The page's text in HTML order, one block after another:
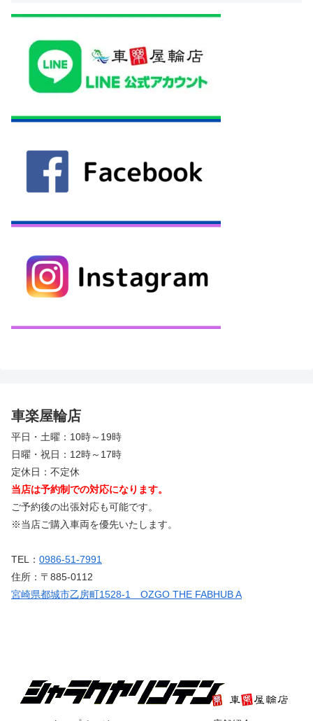
車楽屋輪店
平日・土曜：10時～19時
日曜・祝日：12時～17時
定休日：不定休
当店は予約制での対応になります。
ご予約後の出張対応も可能です。
※当店ご購入車両を優先いたします。
TEL： 0986-51-7991
住所：〒885-0112
宮崎県都城市乙房町1528-1 OZGO THE FABHUB A